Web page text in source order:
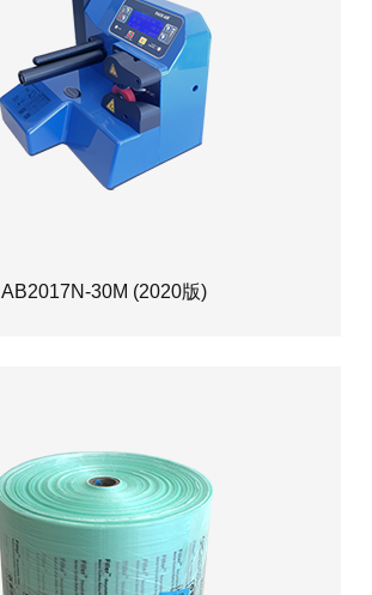
AB2017N-30M (2020版)